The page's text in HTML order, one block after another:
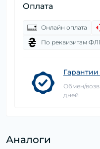
Оплата
Онлайн оплата
По реквизитам
Обмен/
дней
Аналоги